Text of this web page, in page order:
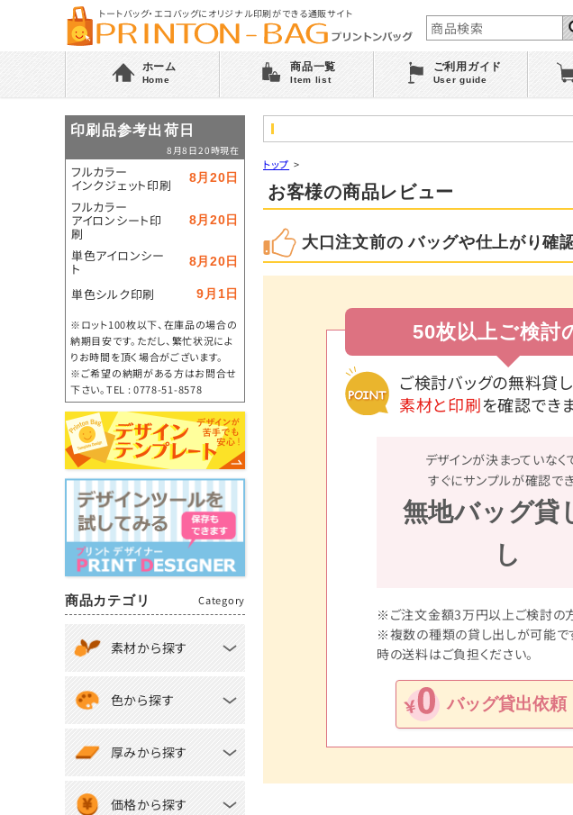
トートバッグ・エコバッグにオリジナル印刷ができる通販サイト
ホーム
Home
商品一覧
Item list
ご利用ガイド
User guide
トップ >
お客様の商品レビュー
大口注文前の バッグや仕上がり確
50枚以上ご検討
ご検討バッグの無料貸
素材と印刷を確認でき
デザインが決まっていなく
すぐにサンプルが確認で
無地バッグ貸
し
※ご注文金額3万円以上ご検討の
※複数の種類の貸し出しが可能で
時の送料はご負担ください。
バッグ貸出依頼
印刷品参考出荷日
8月8日20時現在
フルカラー
インクジェット印刷 8月20日
フルカラー
アイロンシート印
刷
8月20日
単色アイロンシー
ト 8月20日
単色シルク印刷 9月1日
※ロット100枚以下、在庫品の場合の
納期目安です。ただし、繁忙状況によ
りお時間を頂く場合がございます。
※ご希望の納期がある方はお問合せ
下さい。TEL : 0778-51-8578
商品カテゴリ Category
素材から探す
色から探す
厚みから探す
価格から探す